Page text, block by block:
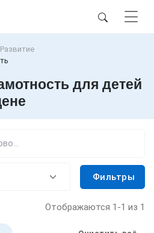
Развитие
для детей
Фильтры
Отображаются 1-1 из 1